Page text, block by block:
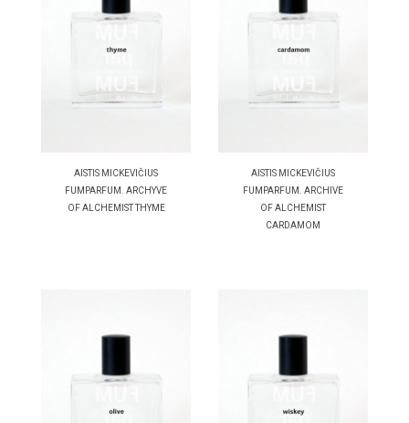
AISTIS MICKEVIČIUS
FUMPARFUM. ARCHYVE
OF ALCHEMIST THYME
AISTIS MICKEVIČIUS
FUMPARFUM. ARCHIVE
OF ALCHEMIST
CARDAMOM